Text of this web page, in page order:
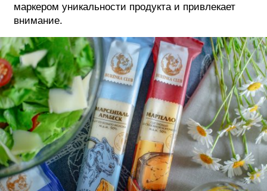
маркером уникальности продукта и привлекает
внимание.